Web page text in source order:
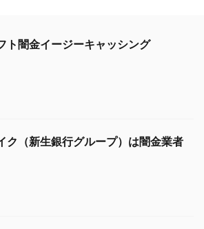
ト闇金イージーキャッシング
ク（新生銀行グループ）は闇金業者